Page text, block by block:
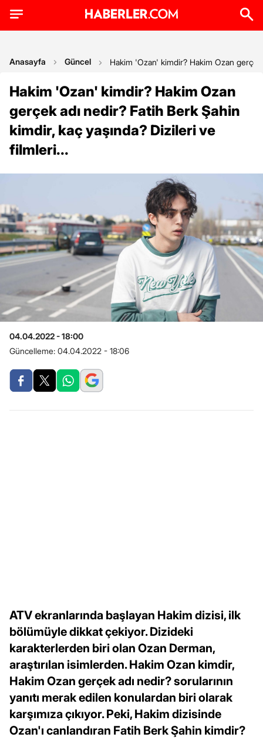
Anasayfa Güncel Hakim 'Ozan' kimdir? Hakim Ozan
Hakim 'Ozan' kimdir? Hakim Ozan
gerçek adı nedir? Fatih Berk Şahin
kimdir, kaç yaşında? Dizileri ve
filmleri...
04.04.2022 - 18:00
Güncelleme: 04.04.2022 - 18:06
ATV ekranlarında başlayan Hakim dizisi, ilk
bölümüyle dikkat çekiyor. Dizideki
karakterlerden biri olan Ozan Derman,
araştırılan isimlerden. Hakim Ozan kimdir,
Hakim Ozan gerçek adı nedir? sorularının
yanıtı merak edilen konulardan biri olarak
karşımıza çıkıyor. Peki, Hakim dizisinde
Ozan'ı canlandıran Fatih Berk Şahin kimdir?